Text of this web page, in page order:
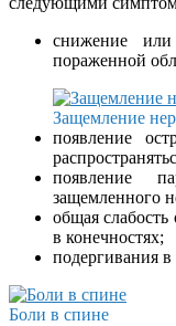
снижение или
пораженной
Защемление
появление
появление
защемленного
общая
в конечностях;
подергивания в
Боли в спине